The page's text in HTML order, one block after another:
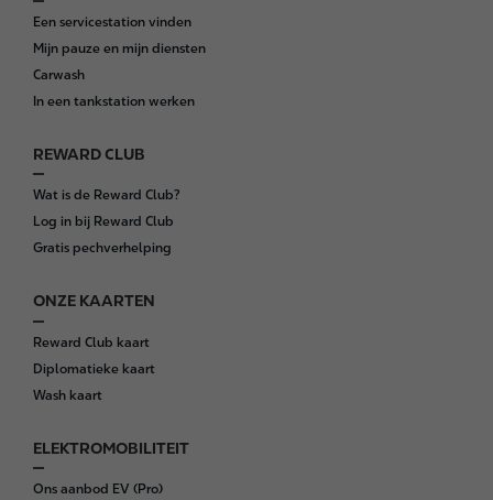
o
o
t
e
Een servicestation vinden
Mijn pauze en mijn diensten
Carwash
In een tankstation werken
REWARD CLUB
Wat is de Reward Club?
Log in bij Reward Club
Gratis pechverhelping
ONZE KAARTEN
Reward Club kaart
Diplomatieke kaart
Wash kaart
ELEKTROMOBILITEIT
Ons aanbod EV (Pro)